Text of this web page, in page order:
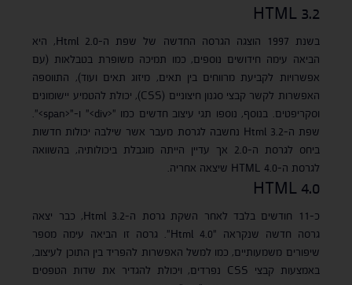
HTML 3.2
בשנת 1997 הוצגה הגרסה החדשה של שפת ה-Html 2.0, היא
הביאה עימה חידושים נוספים, כמו תמיכה משופרת בטבלאות (עם
אפשרויות לקביעת מרווחים בין תאים, מיזוג תאים ועוד), התווספה
האפשרות לקשר קבצי סגנון חיצוניים (CSS), יכולת להטמיע יישומונים
וסקריפטים. בנוסף, נוספו תגי עיצוב חדשים כמו "<div>" ו-"<span>".
שפת ה-Html 3.2 נחשבה לגרסת מעבר אשר שילבה יכולות חדשות
ביחס לגרסת ה-2.0 אך עדיין הייתה מוגבלת ביכולותיה, בהשוואה
לגרסת ה-HTML 4.0 שיצאה אחריה.
HTML 4.0
כ-11 חודשים בלבד לאחר השקת גרסת ה-Html 3.2, כבר יצאה
גרסה חדשה שנקראה "Html 4.0". גרסה זו הביאה עימה מספר
שיפורים משמעותיים, כמו למשל האפשרות להפריד בין התוכן לעיצוב,
באמצעות קבצי CSS נפרדים, ויכולת להגדיר את שדות הטפסים